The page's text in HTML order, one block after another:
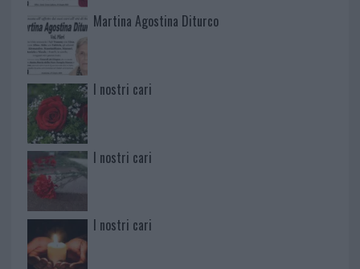
Martina Agostina Diturco
I nostri cari
I nostri cari
I nostri cari